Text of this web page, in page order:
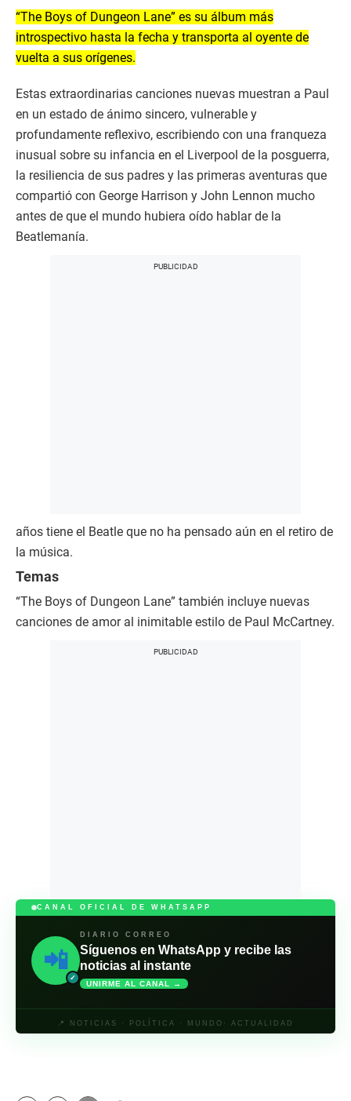
“The Boys of Dungeon Lane” es su álbum más
introspectivo hasta la fecha y transporta al oyente de
vuelta a sus orígenes.
Estas extraordinarias canciones nuevas muestran a Paul
en un estado de ánimo sincero, vulnerable y
profundamente reflexivo, escribiendo con una franqueza
inusual sobre su infancia en el Liverpool de la posguerra,
la resiliencia de sus padres y las primeras aventuras que
compartió con George Harrison y John Lennon mucho
antes de que el mundo hubiera oído hablar de la
Beatlemanía.
años tiene el Beatle que no ha pensado aún en el retiro de
la música.
Temas
“The Boys of Dungeon Lane” también incluye nuevas
canciones de amor al inimitable estilo de Paul McCartney.
CANAL OFICIAL DE WHATSAPP
📲
✓
DIARIO CORREO
Síguenos en WhatsApp y recibe las
noticias al instante
UNIRME AL CANAL →
📍 NOTICIAS · POLÍTICA · MUNDO· ACTUALIDAD